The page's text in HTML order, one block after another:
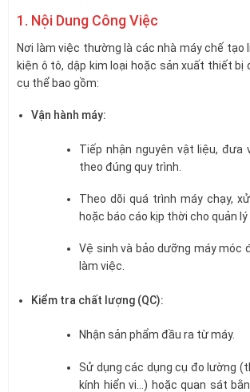
1. Nội Dung Công Việc
Nơi làm việc thường là các nhà máy chế tạo
kiện ô tô, dập kim loại hoặc sản xuất thiết bị
cụ thể bao gồm:
Vận hành máy:
Tiếp nhận nguyên vật liệu, đưa
theo đúng quy trình.
Theo dõi quá trình máy chạy,
hoặc báo cáo kịp thời cho quản
Vệ sinh và bảo dưỡng máy móc
làm việc.
Kiểm tra chất lượng (QC):
Nhận sản phẩm đầu ra từ máy.
Sử dụng các dụng cụ đo lường
kính hiển vi…) hoặc quan sát